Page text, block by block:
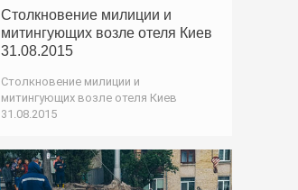
Столкновение милиции и
митингующих возле отеля Киев
31.08.2015
Столкновение милиции и
митингующих возле отеля Киев
31.08.2015